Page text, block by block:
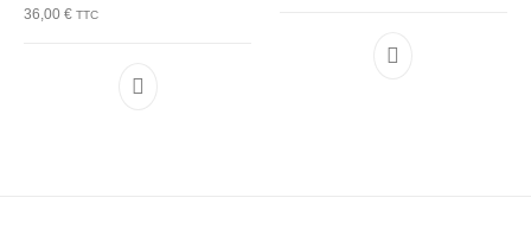
36,00€ TTC
Ce produit a plusieurs variations. Les options
Ce produit a